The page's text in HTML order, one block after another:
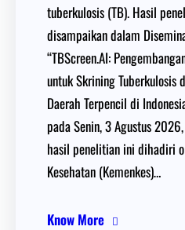
tuberkulosis (TB). Hasil
disampaikan dalam
“TBScreen.AI:
untuk Skrining Tuberkulosis
Daerah Terpencil di
pada Senin, 3 Agustus
hasil penelitian ini dihadiri
Kesehatan (Kemenkes)…
Know More